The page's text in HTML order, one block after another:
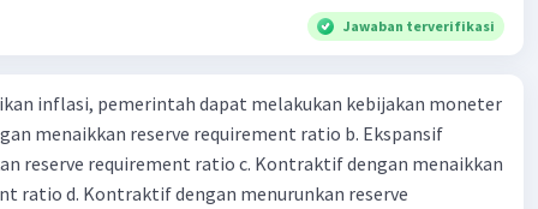
tersebut dijual dengan harga Rp6.500,00 per buah. Tentukan
diperoleh Bu Ambar.
Jawaban terverifikasi
inflasi, pemerintah dapat melakukan kebijakan moneter
menaikkan reserve requirement ratio b. Ekspansif
reserve requirement ratio c. Kontraktif dengan menaikkan
ratio d. Kontraktif dengan menurunkan reserve